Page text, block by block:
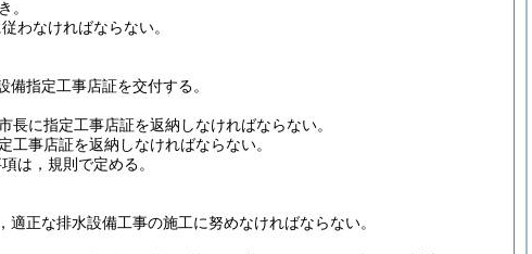
。
わなければならない。
指定工事店証を交付する。
に指定工事店証を返納しなければならない。
事店証を返納しなければならない。
は，規則で定める。
正な排水設備工事の施工に努めなければならない。